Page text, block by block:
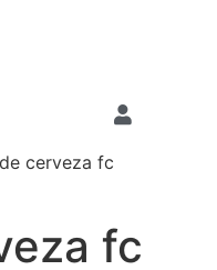
cerveza fc
fc